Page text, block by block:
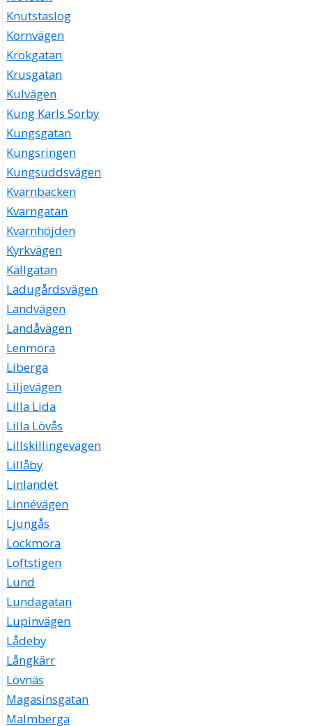
Knutstaslog
Kornvägen
Krokgatan
Krusgatan
Kulvägen
Kung Karls Sorby
Kungsgatan
Kungsringen
Kungsuddsvägen
Kvarnbacken
Kvarngatan
Kvarnhöjden
Kyrkvägen
Källgatan
Ladugårdsvägen
Landvägen
Landåvägen
Lenmora
Liberga
Liljevägen
Lilla Lida
Lilla Lövås
Lillskillingevägen
Lillåby
Linlandet
Linnévägen
Ljungås
Lockmora
Loftstigen
Lund
Lundagatan
Lupinvägen
Lådeby
Långkärr
Lövnäs
Magasinsgatan
Malmberga